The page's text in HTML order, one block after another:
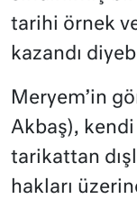
tarihi örnek
kazandı
Meryem’in
Akbaş),
tarikattan
hakları